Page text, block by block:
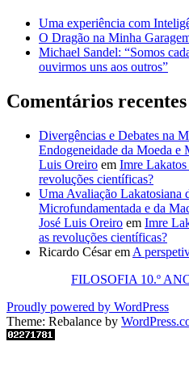
Uma experiência com
O Dragão na Minha
Michael Sandel: “Somos
ouvirmos uns aos outros”
Comentários recentes
Divergências e Debates na
Endogeneidade da Moeda e
Luis Oreiro em Imre Lakatos
revoluções científicas?
Uma Avaliação Lakatosiana
Microfundamentada e da
José Luis Oreiro em Imre
as revoluções científicas?
Ricardo Césarem A
FILOSOFIA 10.º
Proudly powered by WordPress
Theme: Rebalance by